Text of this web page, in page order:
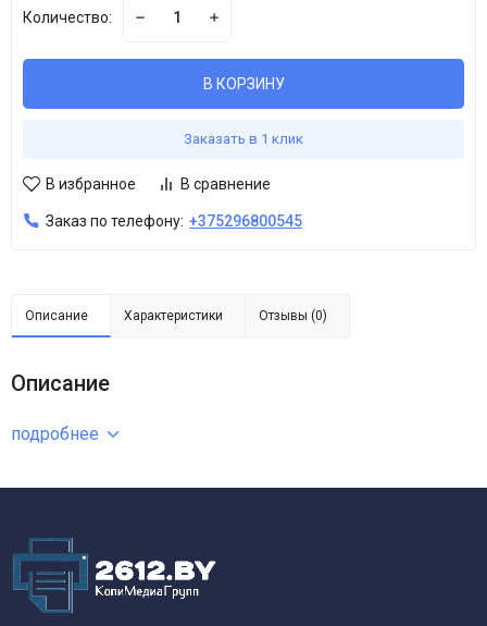
Количество:
В КОРЗИНУ
Заказать в 1 клик
В избранное В сравнение
Заказ по телефону: +375296800545
Описание Характеристики Отзывы (0)
Описание
подробнее